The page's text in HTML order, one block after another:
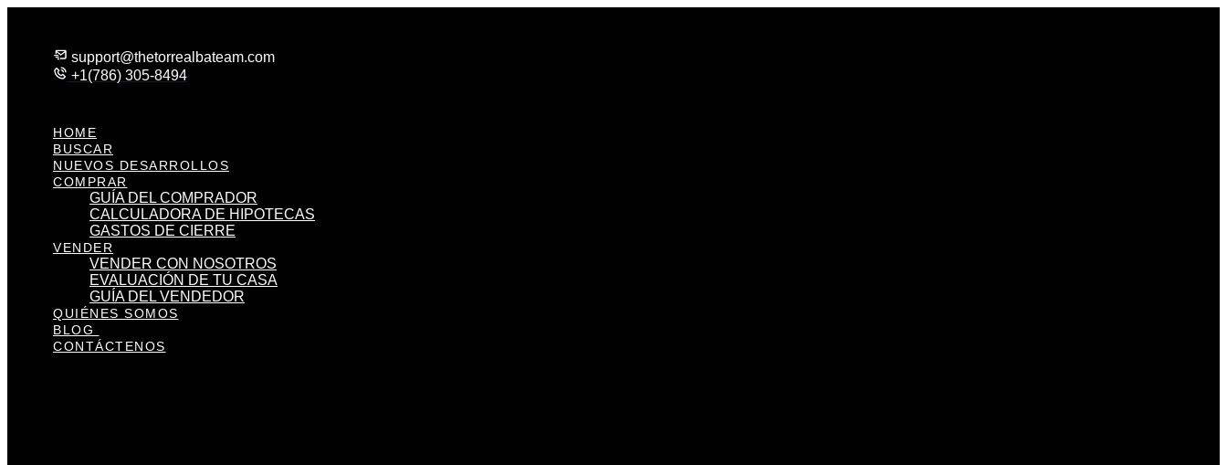
support@thetorrealbateam.com
+1(786) 305-8494
HOME
BUSCAR
NUEVOS DESARROLLOS
COMPRAR
GUÍA DEL COMPRADOR
CALCULADORA DE HIPOTECAS
GASTOS DE CIERRE
VENDER
VENDER CON NOSOTROS
EVALUACIÓN DE TU CASA
GUÍA DEL VENDEDOR
QUIÉNES SOMOS
BLOG
CONTÁCTENOS